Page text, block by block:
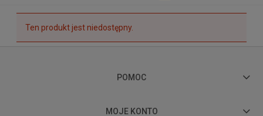
Ten produkt jest niedostępny.
POMOC
MOJE KONTO